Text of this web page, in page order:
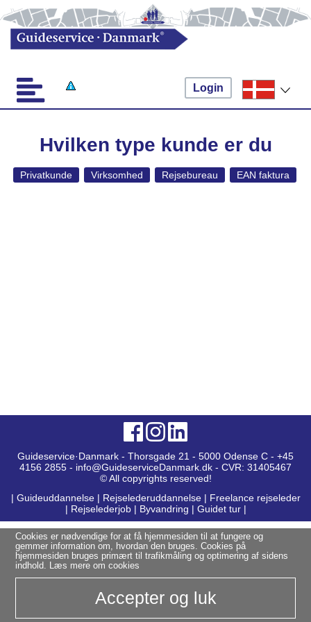
Login
Hvilken type kunde er du
Privatkunde Virksomhed Rejsebureau EAN faktura
Guideservice·Danmark - Thorsgade 21 - 5000 Odense C - +45
4156 2855 - info@GuideserviceDanmark.dk - CVR: 31405467
© All copyrights reserved!
| Guideuddannelse | Rejselederuddannelse | Freelance rejseleder
| Rejselederjob| Byvandring | Guidet tur|
Cookies er nødvendige for at få hjemmesiden til at fungere og
gemmer information om, hvordan den bruges. Cookies på
hjemmesiden bruges primært til trafikmåling og optimering af sidens
indhold. Læs mere om cookies
Accepter og luk